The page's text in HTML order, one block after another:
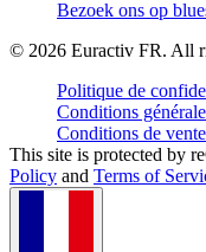
Bezoek ons op
© 2026 Euractiv FR. All
Politique de
Conditions
Conditions de vente
This site is protected by
Policy and Terms of